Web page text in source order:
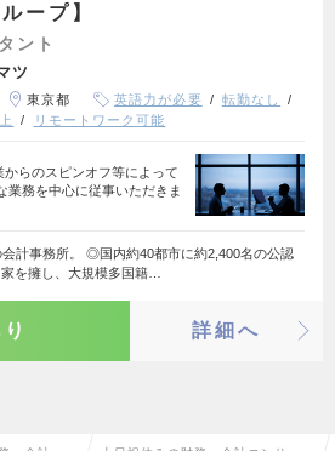
ープ】
ント
ツ
東京都 英語力が必要
転勤なし
リモートワーク可能
らのスピンオフ等によって
業務を中心に従事いただきま
計事務所。 ◎国内約40都市に約2,400名の公認
を擁し、大規模多国籍…
詳細へ